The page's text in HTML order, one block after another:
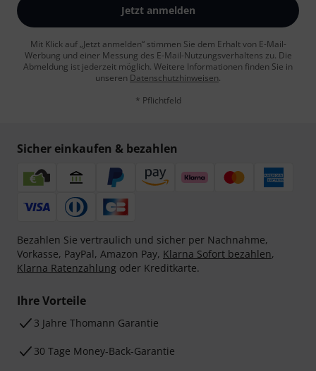
Jetzt anmelden
Mit Klick auf „Jetzt anmelden“ stimmen Sie dem Erhalt von E-Mail-
Werbung und einer Messung des E-Mail-Nutzungsverhaltens zu. Die
Abmeldung ist jederzeit möglich. Weitere Informationen finden Sie in
unseren Datenschutzhinweisen.
* Pflichtfeld
Sicher einkaufen & bezahlen
Bezahlen Sie vertraulich und sicher per Nachnahme,
Vorkasse, PayPal, Amazon Pay, Klarna Sofort bezahlen,
Klarna Ratenzahlung oder Kreditkarte.
Ihre Vorteile
3 Jahre Thomann Garantie
30 Tage Money-Back-Garantie